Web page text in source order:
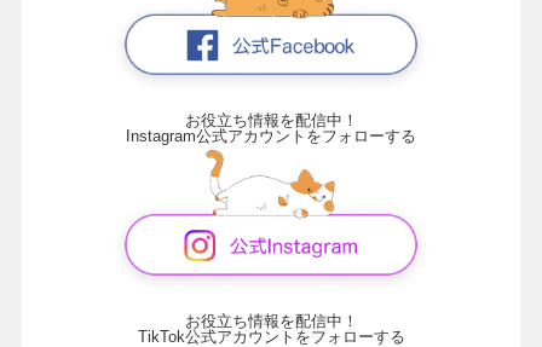
お役立ち情報を配信中！
Instagram公式アカウントをフォローする
お役立ち情報を配信中！
TikTok公式アカウントをフォローする